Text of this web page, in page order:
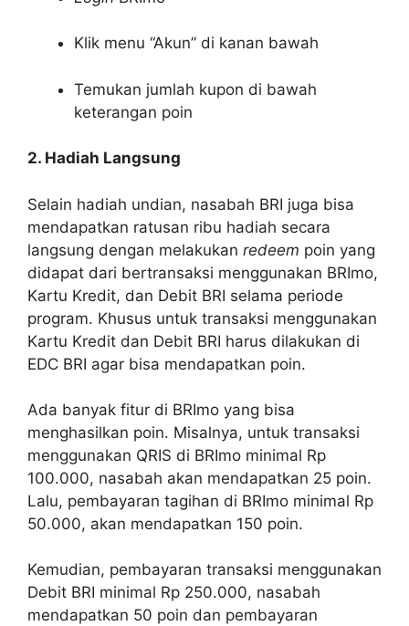
Klik menu “Akun” di kanan bawah
Temukan jumlah kupon di bawah
keterangan poin
2. Hadiah Langsung
Selain hadiah undian, nasabah BRI juga bisa
mendapatkan ratusan ribu hadiah secara
langsung dengan melakukan redeem poin yang
didapat dari bertransaksi menggunakan BRImo,
Kartu Kredit, dan Debit BRI selama periode
program. Khusus untuk transaksi menggunakan
Kartu Kredit dan Debit BRI harus dilakukan di
EDC BRI agar bisa mendapatkan poin.
Ada banyak fitur di BRImo yang bisa
menghasilkan poin. Misalnya, untuk transaksi
menggunakan QRIS di BRImo minimal Rp
100.000, nasabah akan mendapatkan 25 poin.
Lalu, pembayaran tagihan di BRImo minimal Rp
50.000, akan mendapatkan 150 poin.
Kemudian, pembayaran transaksi menggunakan
Debit BRI minimal Rp 250.000, nasabah
mendapatkan 50 poin dan pembayaran